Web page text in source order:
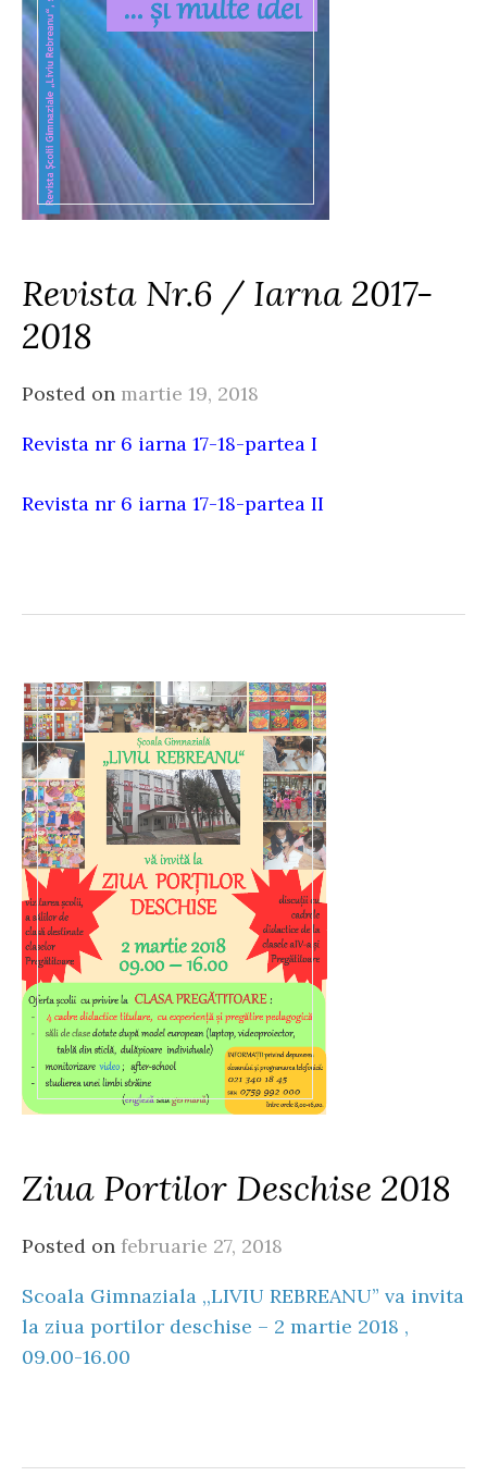
Revista Nr.6 / Iarna 2017-
2018
Posted on martie 19, 2018
Revista nr 6 iarna 17-18-partea I
Revista nr 6 iarna 17-18-partea II
Ziua Portilor Deschise 2018
Posted on februarie 27, 2018
Scoala Gimnaziala ,,LIVIU REBREANU” va invita
la ziua portilor deschise – 2 martie 2018 ,
09.00-16.00